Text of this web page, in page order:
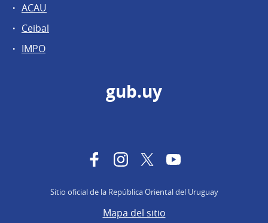
ACAU
Ceibal
IMPO
gub.uy
FacebookInstagram
TwitterYouTube
Sitio oficial de la República Oriental del Uruguay
Mapa del sitio